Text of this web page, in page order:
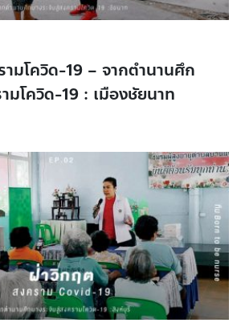
มโควิด-19 – จากตำนานศึก
มโควิด-19 : เมืองชัยนาท